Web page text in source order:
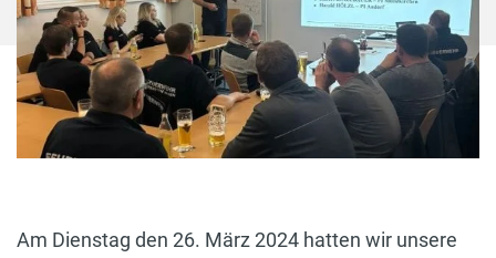
Am Dienstag den 26. März 2024 hatten wir unsere